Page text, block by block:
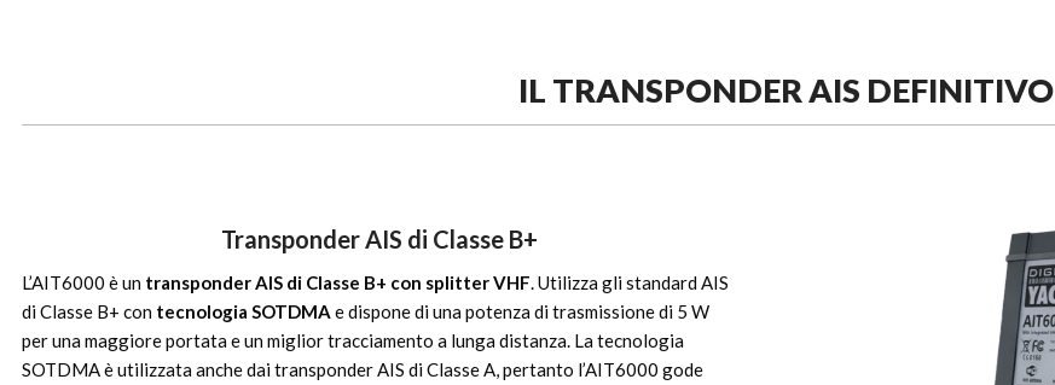
IL TRANSPONDER AIS DEFINITIVO
Transponder AIS di Classe B+
L’AIT6000 è un transponder AIS di Classe B+ con splitter VHF. Utilizza gli standard AIS
di Classe B+ con tecnologia SOTDMA e dispone di una potenza di trasmissione di 5 W
per una maggiore portata e un miglior tracciamento a lunga distanza. La tecnologia
SOTDMA è utilizzata anche dai transponder AIS di Classe A, pertanto l’AIT6000 gode